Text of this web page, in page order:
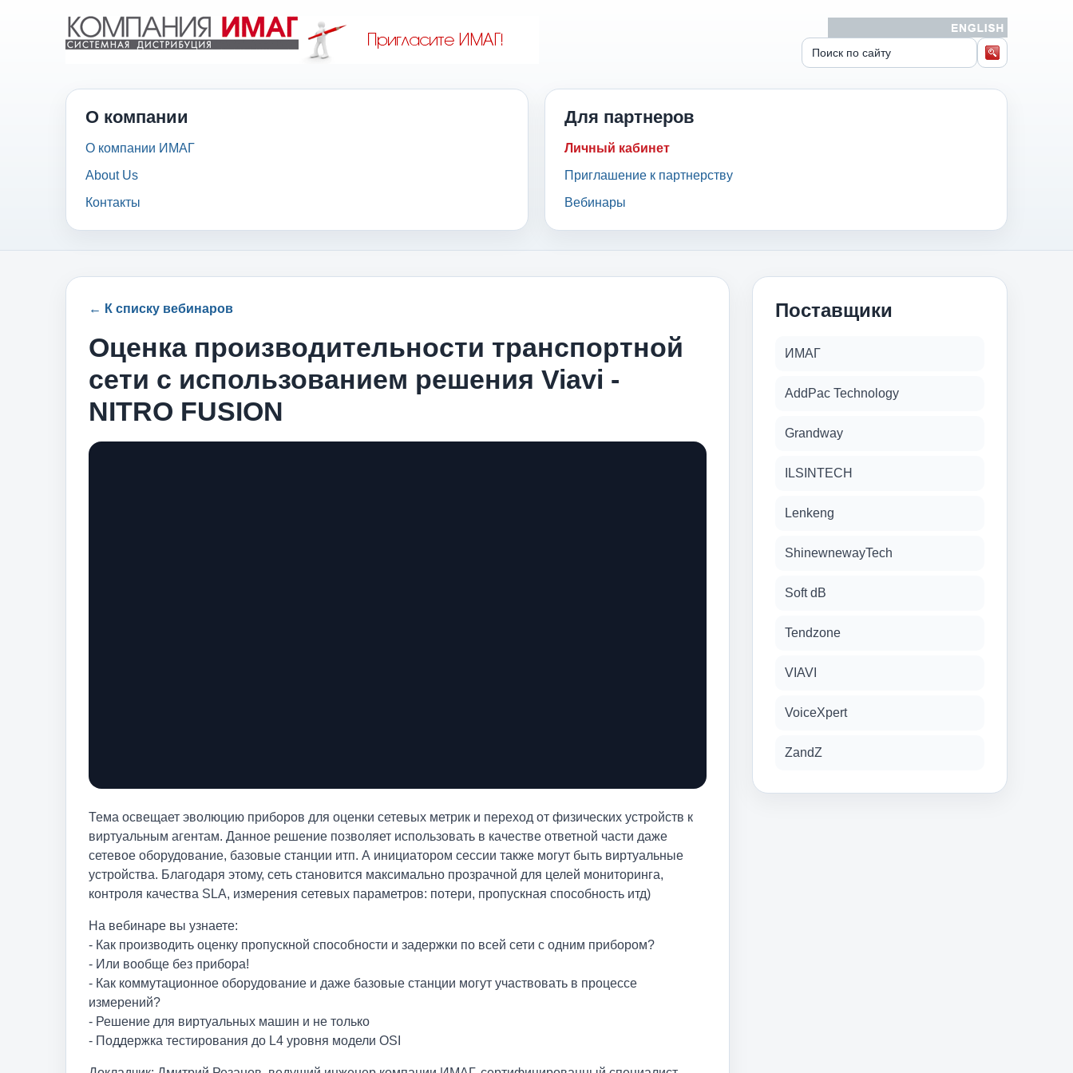
О компании
О компании ИМАГ
About Us
Контакты
Для партнеров
Личный кабинет
Приглашение к партнерству
Вебинары
← К списку вебинаров
Оценка производительности транспортной
сети с использованием решения Viavi -
NITRO FUSION
Тема освещает эволюцию приборов для оценки сетевых метрик и переход от физических устройств к
виртуальным агентам. Данное решение позволяет использовать в качестве ответной части даже
сетевое оборудование, базовые станции итп. А инициатором сессии также могут быть виртуальные
устройства. Благодаря этому, сеть становится максимально прозрачной для целей мониторинга,
контроля качества SLA, измерения сетевых параметров: потери, пропускная способность итд)
На вебинаре вы узнаете:
- Как производить оценку пропускной способности и задержки по всей сети с одним прибором?
- Или вообще без прибора!
- Как коммутационное оборудование и даже базовые станции могут участвовать в процессе
измерений?
- Решение для виртуальных машин и не только
- Поддержка тестирования до L4 уровня модели OSI
Поставщики
ИМАГ
AddPac Technology
Grandway
ILSINTECH
Lenkeng
ShinewnewayTech
Soft dB
Tendzone
VIAVI
VoiceXpert
ZandZ